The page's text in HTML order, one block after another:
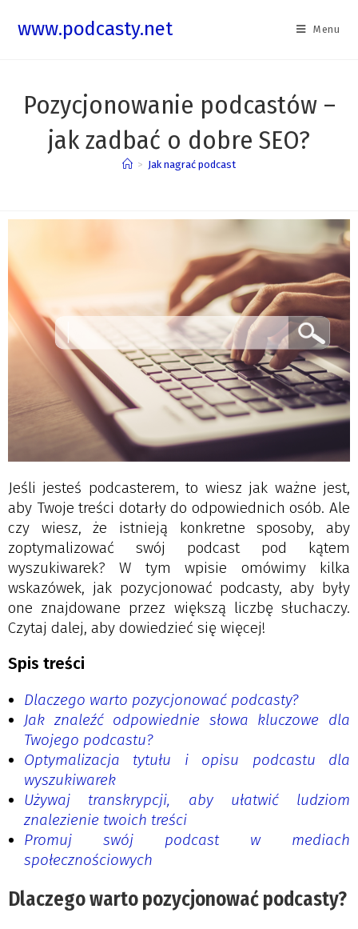
www.podcasty.net Menu
Pozycjonowanie podcastów –
jak zadbać o dobre SEO?
> Jak nagrać podcast
Jeśli jesteś podcasterem, to wiesz jak ważne jest,
aby Twoje treści dotarły do odpowiednich osób. Ale
czy wiesz, że istnieją konkretne sposoby, aby
zoptymalizować swój podcast pod kątem
wyszukiwarek? W tym wpisie omówimy kilka
wskazówek, jak pozycjonować podcasty, aby były
one znajdowane przez większą liczbę słuchaczy.
Czytaj dalej, aby dowiedzieć się więcej!
Spis treści
Dlaczego warto pozycjonować podcasty?
Jak znaleźć odpowiednie słowa kluczowe dla
Twojego podcastu?
Optymalizacja tytułu i opisu podcastu dla
wyszukiwarek
Używaj transkrypcji, aby ułatwić ludziom
znalezienie twoich treści
Promuj swój podcast w mediach
społecznościowych
Dlaczego warto pozycjonować podcasty?